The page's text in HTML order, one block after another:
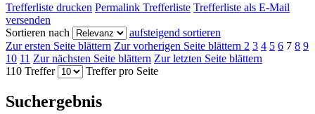
Trefferliste drucken Permalink Trefferliste Trefferliste als E-Mail
versenden
Sortieren nach
aufsteigend sortieren
Zur ersten Seite blättern Zur vorherigen Seite blättern 2 3 4 5 6 7 8 9
10 11 Zur nächsten Seite blättern Zur letzten Seite blättern
110 Treffer
Treffer pro Seite
Suchergebnis